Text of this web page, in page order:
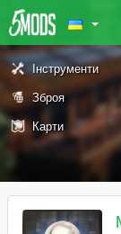
Інструменти
Зброя
Карти